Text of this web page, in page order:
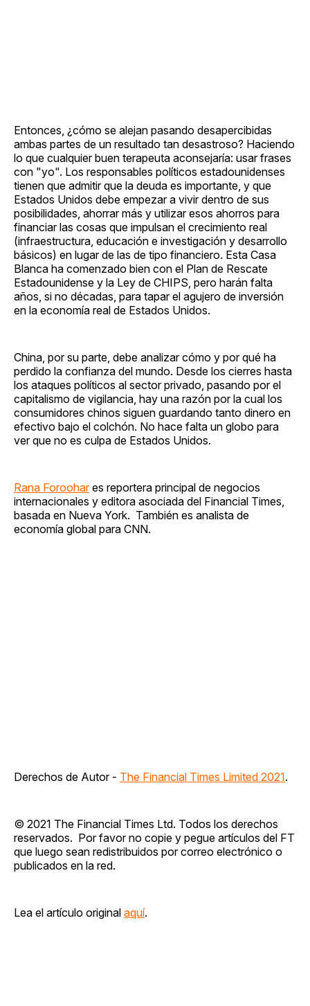
Entonces, ¿cómo se alejan pasando desapercibidas
ambas partes de un resultado tan desastroso? Haciendo
lo que cualquier buen terapeuta aconsejaría: usar frases
con "yo". Los responsables políticos estadounidenses
tienen que admitir que la deuda es importante, y que
Estados Unidos debe empezar a vivir dentro de sus
posibilidades, ahorrar más y utilizar esos ahorros para
financiar las cosas que impulsan el crecimiento real
(infraestructura, educación e investigación y desarrollo
básicos) en lugar de las de tipo financiero. Esta Casa
Blanca ha comenzado bien con el Plan de Rescate
Estadounidense y la Ley de CHIPS, pero harán falta
años, si no décadas, para tapar el agujero de inversión
en la economía real de Estados Unidos.
China, por su parte, debe analizar cómo y por qué ha
perdido la confianza del mundo. Desde los cierres hasta
los ataques políticos al sector privado, pasando por el
capitalismo de vigilancia, hay una razón por la cual los
consumidores chinos siguen guardando tanto dinero en
efectivo bajo el colchón. No hace falta un globo para
ver que no es culpa de Estados Unidos.
Rana Foroohares reportera principal de negocios
internacionales y editora asociada del Financial Times,
basada en Nueva York. También es analista de
economía global para CNN.
Derechos de Autor - The Financial Times Limited 2021.
© 2021 The Financial Times Ltd. Todos los derechos
reservados. Por favor no copie y pegue artículos del FT
que luego sean redistribuidos por correo electrónico o
publicados en la red.
Lea el artículo original aquí.